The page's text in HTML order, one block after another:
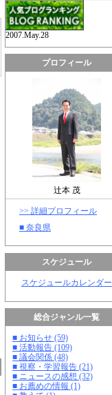
2007.May.28
プロフィール
辻本 茂
>> 詳細プロフィール
■ 奈良県
スケジュール
スケジュールカレンダー
総合ジャンル一覧
■ お知らせ (59)
■ 活動報告 (109)
■ 議会関係 (48)
■ 視察・学習報告 (21)
■ ニュースの感想 (32)
■ お薦めの情報 (1)